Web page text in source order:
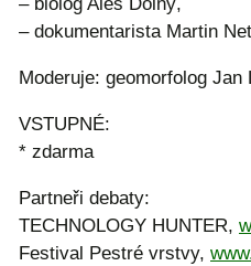
– dokumentarista Martin
Moderuje: geomorfolog Jan
VSTUPNÉ:
* zdarma
Partneři debaty:
TECHNOLOGY HUNTER,
Festival Pestré vrstvy,